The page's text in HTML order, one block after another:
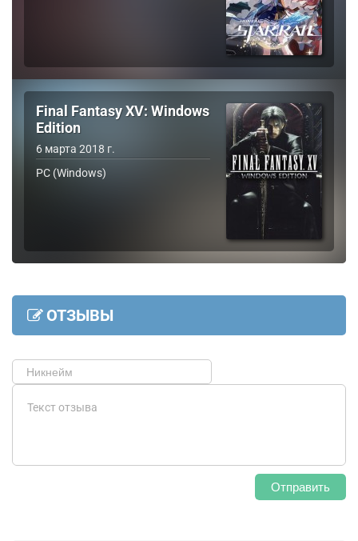
Final Fantasy XV: Windows
Edition
6 марта 2018 г.
PC (Windows)
ОТЗЫВЫ
Отправить